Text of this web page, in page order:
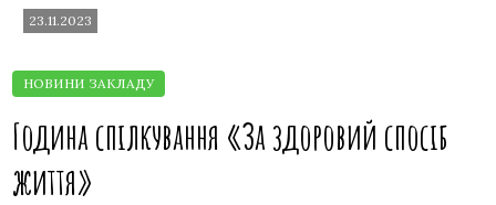
23.11.2023
Година спілкування «За здоровий спосіб
життя»